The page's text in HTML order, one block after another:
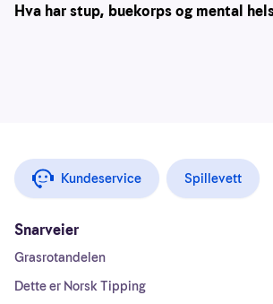
Hva har stup, buekorps og mental
Kundeservice Spillevett
Snarveier
Grasrotandelen
Dette er Norsk Tipping